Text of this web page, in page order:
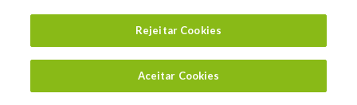
Rejeitar Cookies
Aceitar Cookies